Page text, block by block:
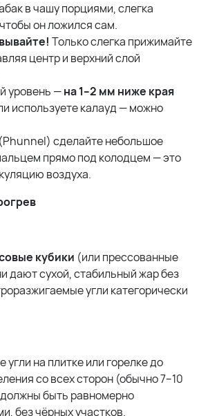
в чашу порциями, слегка
он ложился сам.
Только слегка прижимайте
центр и верхний слой
уровень —на 1–2 мм ниже края
используете калауд — можно
сделайте небольшое
прямо под колодцем — это
воздуха.
кубики (или прессованные
дают сухой, стабильный жар без
угли категорически
угли на плитке или горелке до
со всех сторон (обычно 7–10
быть равномерно
без чёрных участков.